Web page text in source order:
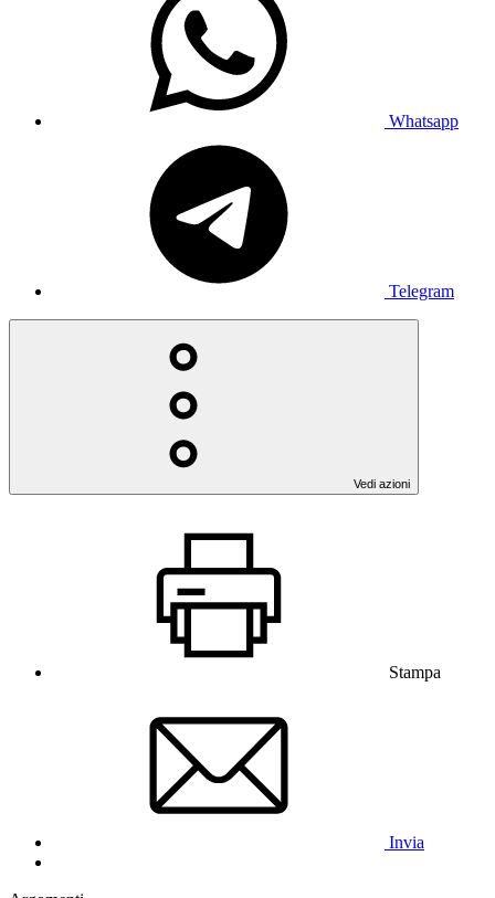
Whatsapp
Telegram
Vedi azioni
Stampa
Invia